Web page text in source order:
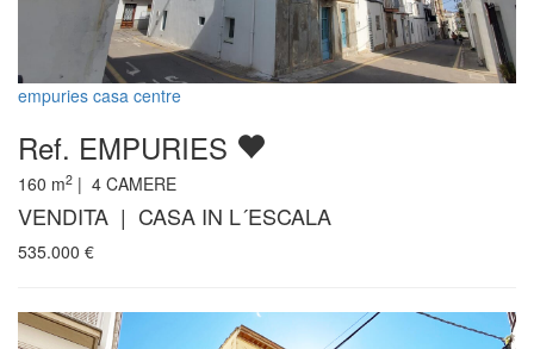
empuries casa centre
Ref. EMPURIES
160 m2 | 4 CAMERE
VENDITA | CASA IN L´ESCALA
535.000 €